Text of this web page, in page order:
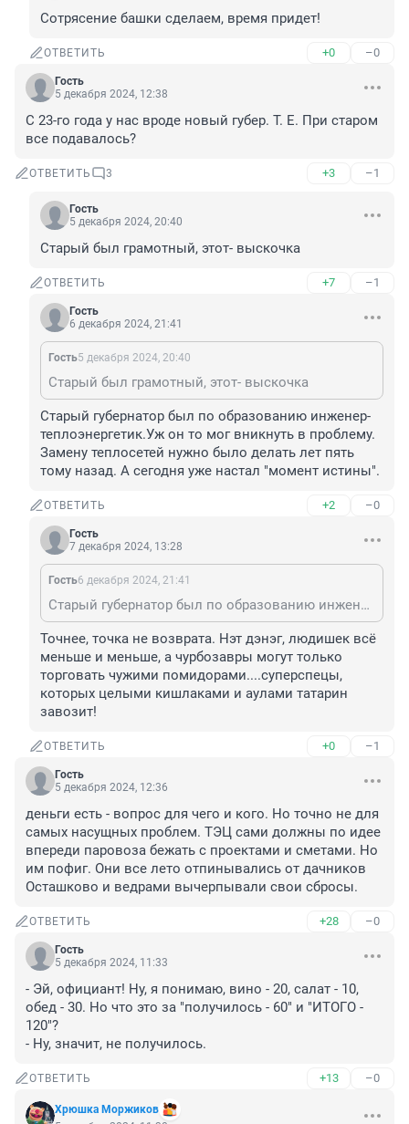
Сотрясение башки сделаем, время придет!
ОТВЕТИТЬ +0 –0
Гость
5 декабря 2024, 12:38
С 23-го года у нас вроде новый губер. Т. Е. При старом
все подавалось?
ОТВЕТИТЬ 3 +3 –1
Гость
5 декабря 2024, 20:40
Старый был грамотный, этот- выскочка
ОТВЕТИТЬ +7 –1
Гость
6 декабря 2024, 21:41
Гость5 декабря 2024, 20:40
Старый был грамотный, этот- выскочка
Старый губернатор был по образованию инженер-
теплоэнергетик.Уж он то мог вникнуть в проблему.
Замену теплосетей нужно было делать лет пять
тому назад. А сегодня уже настал "момент истины".
ОТВЕТИТЬ +2 –0
Гость
7 декабря 2024, 13:28
Гость6 декабря 2024, 21:41
Старый губернатор был по образованию инженер-теплоэнергетик.Уж он то мог вникнуть в проблему. Замену теплосетей нужно было делать лет пять тому назад. А сегодня уже настал "момент истины".
Точнее, точка не возврата. Нэт дэнэг, людишек всё
меньше и меньше, а чурбозавры могут только
торговать чужими помидорами....суперспецы,
которых целыми кишлаками и аулами татарин
завозит!
ОТВЕТИТЬ +0 –1
Гость
5 декабря 2024, 12:36
деньги есть - вопрос для чего и кого. Но точно не для
самых насущных проблем. ТЭЦ сами должны по идее
впереди паровоза бежать с проектами и сметами. Но
им пофиг. Они все лето отпинывались от дачников
Осташково и ведрами вычерпывали свои сбросы.
ОТВЕТИТЬ +28 –0
Гость
5 декабря 2024, 11:33
- Эй, официант! Ну, я понимаю, вино - 20, салат - 10,
обед - 30. Но что это за "получилось - 60" и "ИТОГО -
120"?
- Ну, значит, не получилось.
ОТВЕТИТЬ +13 –0
Хрюшка Моржиков